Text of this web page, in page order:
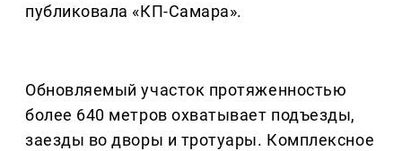
публиковала «КП-Самара».
Обновляемый участок протяженностью
более 640 метров охватывает подъезды,
заезды во дворы и тротуары. Комплексное